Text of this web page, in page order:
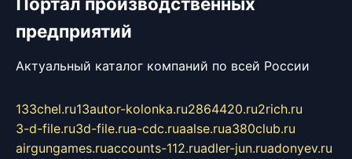
предприятий
Актуальный каталог компаний по всей России
133chel.ru13autor-kolonka.ru2864420.ru2rich.ru
3-d-file.ru3d-file.rua-cdc.ruaalse.rua380club.ru
airgungames.ruaccounts-112.ruadler-jun.ruadonyev.ru